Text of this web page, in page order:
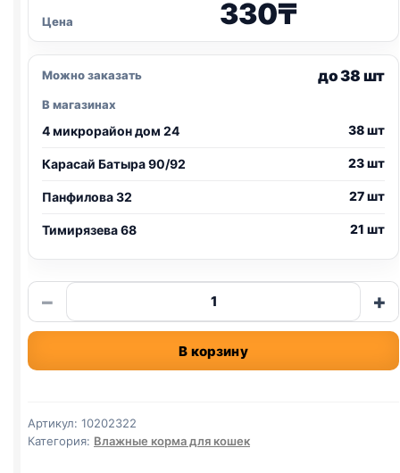
Цена 330₸
Можно заказать до 38 шт
В магазинах
4 микрорайон дом 24 38 шт
Карасай Батыра 90/92 23 шт
Панфилова 32 27 шт
Тимирязева 68 21 шт
−
Количество
товара
Royal
(КУРИЦА)
75г
+
В корзину
Артикул: 10202322
Категория: Влажные корма для кошек